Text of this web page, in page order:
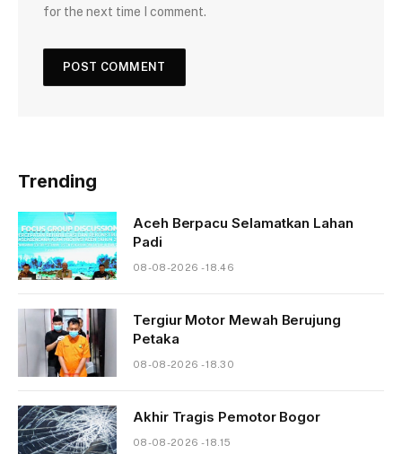
for the next time I comment.
Trending
Aceh Berpacu Selamatkan Lahan
Padi
08-08-2026 - 18.46
Tergiur Motor Mewah Berujung
Petaka
08-08-2026 - 18.30
Akhir Tragis Pemotor Bogor
08-08-2026 - 18.15